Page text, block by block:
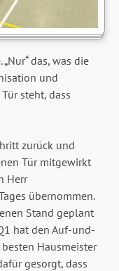
das, was die
und
steht, dass
zurück und
Tür mitgewirkt
Herr
übernommen.
Stand geplant
hat den Auf-und-
Hausmeister
gesorgt, dass